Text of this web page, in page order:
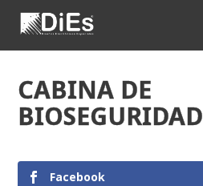
CABINA DE
BIOSEGURIDAD
Facebook